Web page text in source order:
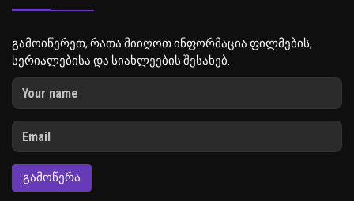
გამოიწერეთ, რათა მიიღოთ ინფორმაცია ფილმების,
სერიალებისა და სიახლეების შესახებ.
ᲒᲐᲛᲝᲬᲔᲠᲐ